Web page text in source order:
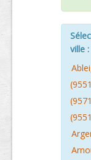
ville :